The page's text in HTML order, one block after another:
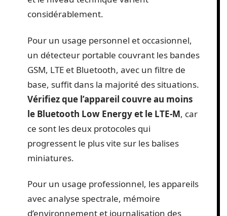
considérablement.
Pour un usage personnel et occasionnel,
un détecteur portable couvrant les bandes
GSM, LTE et Bluetooth, avec un filtre de
base, suffit dans la majorité des situations.
Vérifiez que l’appareil couvre au moins
le Bluetooth Low Energy et le LTE-M, car
ce sont les deux protocoles qui
progressent le plus vite sur les balises
miniatures.
Pour un usage professionnel, les appareils
avec analyse spectrale, mémoire
d’environnement et journalisation des